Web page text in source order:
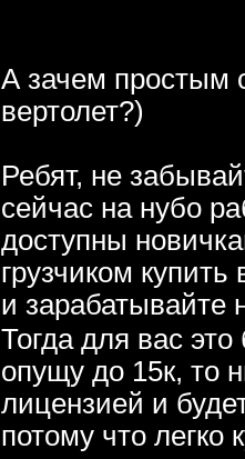
А зачем простым
вертолет?)
Ребят, не
сейчас на нубо
доступны
грузчиком
и зарабатывайте
Тогда для вас
опущу до 15к, то
лицензией и
потому что легко